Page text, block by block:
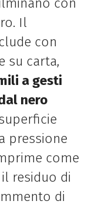
con
Il
con
su carta,
a gesti
nero
pressione
come
residuo di
di